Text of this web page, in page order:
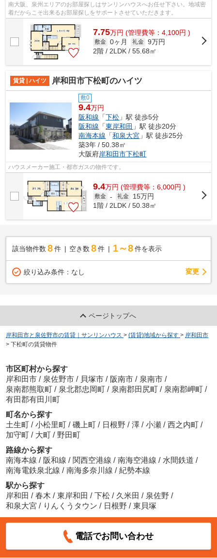
南大阪、泉州エリアのお部屋探しはサンリンハウスへお任せ下さい。地域密
着だからこそ出来るお部屋探しをサポートさせていただきます。
7.75万円 (管理費等：4,100円 )
敷金 0ヶ月 礼金 9万円
2階 / 2LDK / 55.68㎡
賃貸 | ハイツ 岸和田市下松町のハイツ
敷0
9.4万円
阪和線 「下松 」駅 徒歩5分
阪和線 「東岸和田 」駅 徒歩20分
南海本線 「和泉大宮 」駅 徒歩25分
築3年 / 50.38㎡
大阪府岸和田市下松町
ハウスメーカー施工・都市ガスの物件です。
9.4万円 (管理費等：6,000円 )
敷金 - 礼金
15万円
1階 / 2LDK / 50.38㎡
該当物件数 8件 空き数 8 件 1～8 件を表示
絞り込み条件： なし 変更
ページトップへ
岸和田市と泉佐野市の賃貸｜サンリンハウス > (賃貸)地域から探す > 岸和田市
> 下松町の賃貸物件
市区町村から探す
岸和田市 / 泉佐野市 / 貝塚市 / 阪南市 / 泉南市 /
泉南郡熊取町 / 泉北郡忠岡町 / 泉南郡田尻町 / 泉南郡岬町 /
有田郡有田川町
町名から探す
土生町 / 小松里町 / 磯上町 / 日根野 / 澤 / 小瀬 / 西之内町 /
加守町 / 大町 / 野田町
路線から探す
南海本線 / 阪和線 / 関西空港線 / 南海空港線 / 水間鉄道 /
南海電鉄泉北線 / 南海多奈川線 / 紀勢本線
駅から探す
岸和田 / 春木 / 東岸和田 / 下松 / 久米田 / 泉佐野 /
和泉大宮 / りんくうタウン / 日根野 / 東貝塚
電話でお問い合わせ